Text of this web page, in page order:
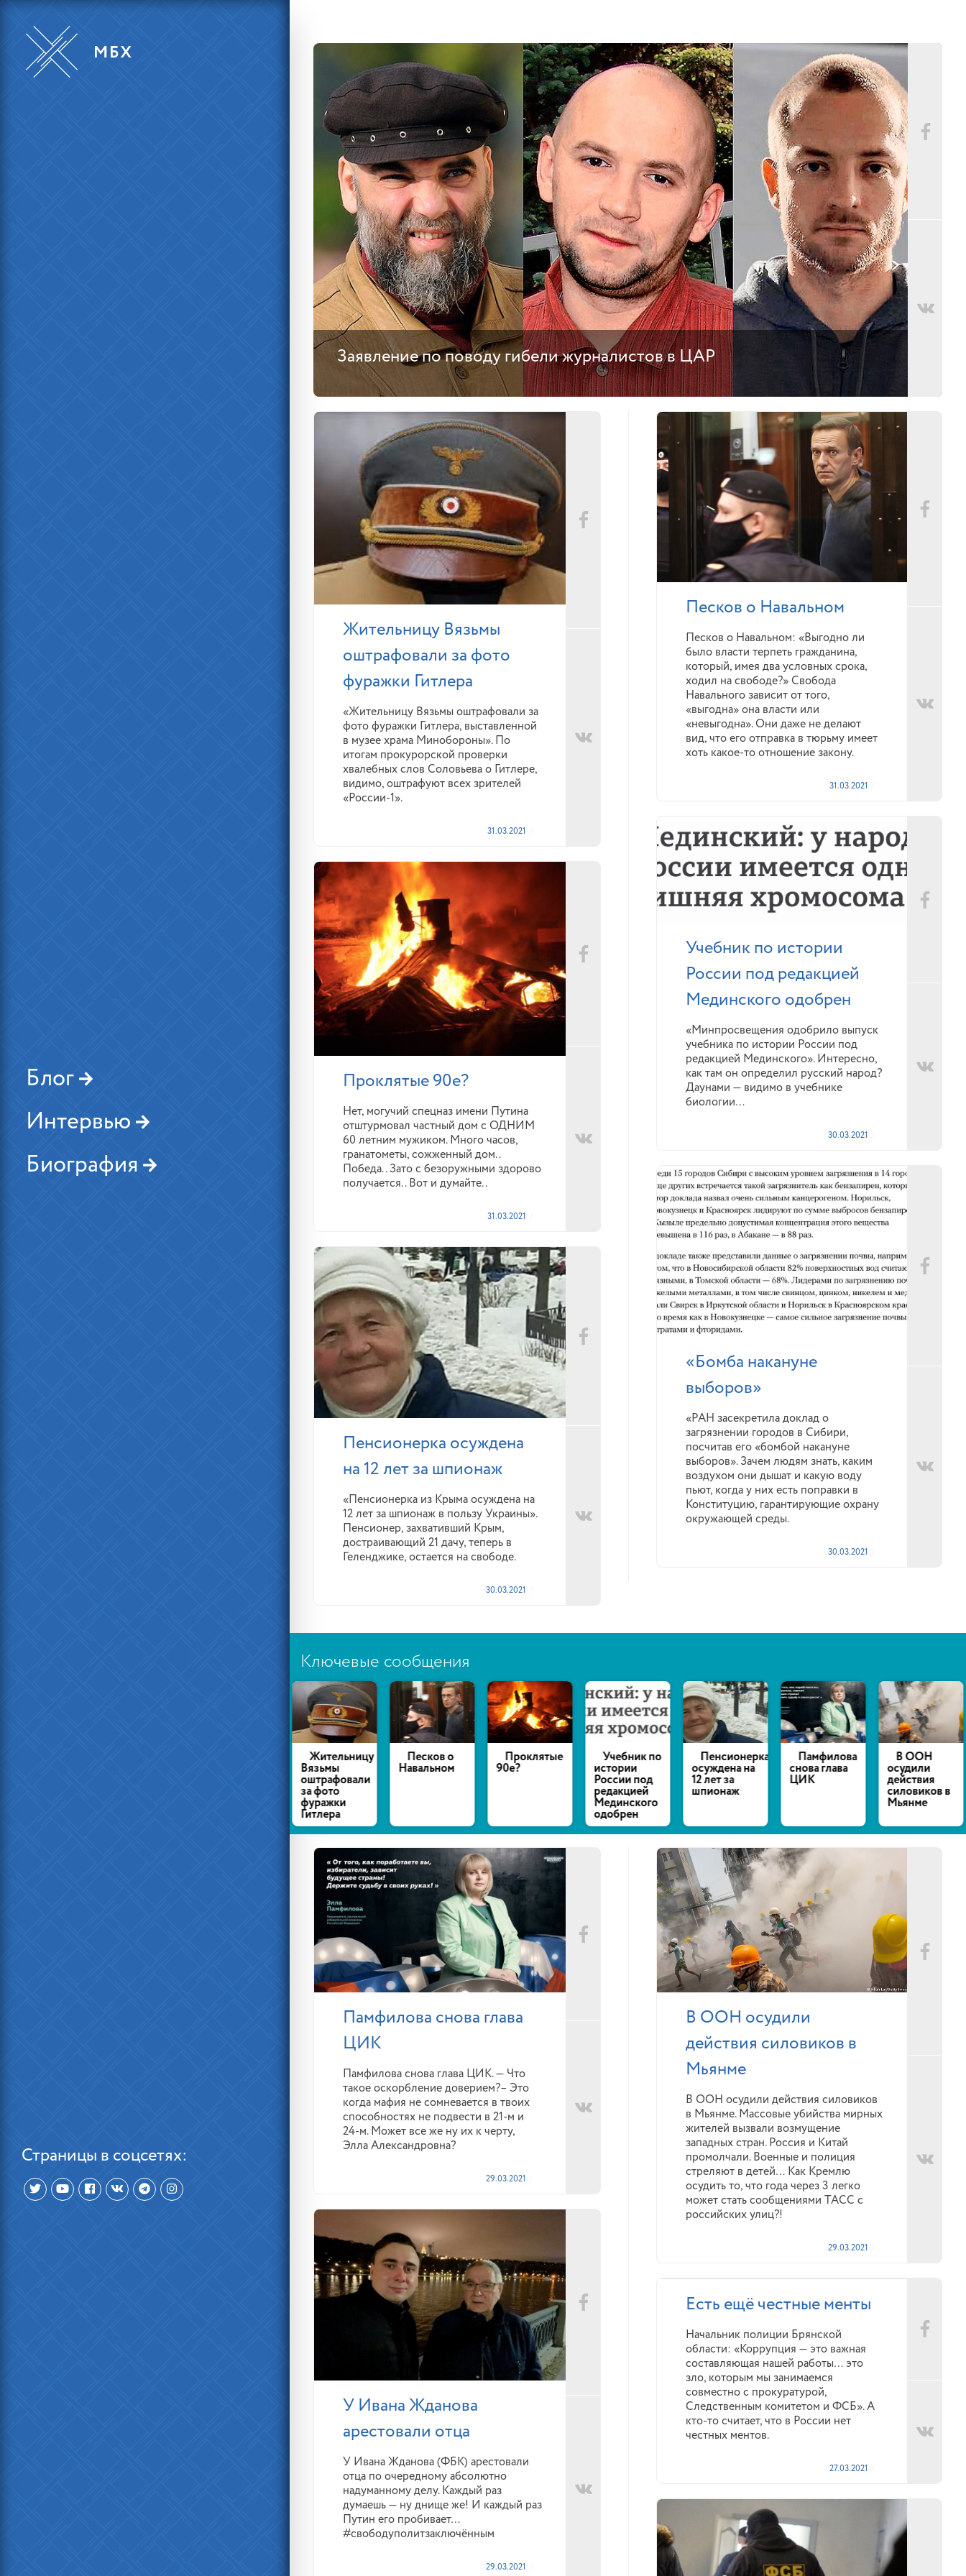
Блог
Интервью
Биография
Страницы в соцсетях:
Заявление по поводу гибели журналистов в ЦАР
Жительницу Вязьмы
оштрафовали за фото
фуражки Гитлера
«Жительницу Вязьмы оштрафовали за
фото фуражки Гитлера, выставленной
в музее храма Минобороны». По
итогам прокурорской проверки
хвалебных слов Соловьева о Гитлере,
видимо, оштрафуют всех зрителей
«России-1».
31.03.2021
Проклятые 90е?
Нет, могучий спецназ имени Путина
отштурмовал частный дом с ОДНИМ
60 летним мужиком. Много часов,
гранатометы, сожженный дом..
Победа.. Зато с безоружными здорово
получается.. Вот и думайте..
31.03.2021
Пенсионерка осуждена
на 12 лет за шпионаж
«Пенсионерка из Крыма осуждена на
12 лет за шпионаж в пользу Украины».
Пенсионер, захвативший Крым,
достраивающий 21 дачу, теперь в
Геленджике, остается на свободе.
30.03.2021
Песков о Навальном
Песков о Навальном: «Выгодно ли
было власти терпеть гражданина,
который, имея два условных срока,
ходил на свободе?» Свобода
Навального зависит от того,
«выгодна» она власти или
«невыгодна». Они даже не делают
вид, что его отправка в тюрьму имеет
хоть какое-то отношение закону.
31.03.2021
Учебник по истории
России под редакцией
Мединского одобрен
«Минпросвещения одобрило выпуск
учебника по истории России под
редакцией Мединского». Интересно,
как там он определил русский народ?
Даунами — видимо в учебнике
биологии…
30.03.2021
«Бомба накануне
выборов»
«РАН засекретила доклад о
загрязнении городов в Сибири,
посчитав его «бомбой накануне
выборов». Зачем людям знать, каким
воздухом они дышат и какую воду
пьют, когда у них есть поправки в
Конституцию, гарантирующие охрану
окружающей среды.
30.03.2021
Ключевые сообщения
Песков о
Навальном
Проклятые
90е?
Учебник по
истории
Пенсионерка
осуждена на
12 лет за
шпионаж
Памфилова
снова глава
ЦИК
В ООН
осудили
действия
У Ивана
Жданова
арестовали
отца
Памфилова снова глава
ЦИК
Памфилова снова глава ЦИК. — Что
такое оскорбление доверием?– Это
когда мафия не сомневается в твоих
способностях не подвести в 21-м и
24-м. Может все же ну их к черту,
Элла Александровна?
29.03.2021
У Ивана Жданова
арестовали отца
У Ивана Жданова (ФБК) арестовали
отца по очередному абсолютно
надуманному делу. Каждый раз
думаешь — ну днище же! И каждый раз
Путин его пробивает…
#свободуполитзаключённым
29.03.2021
В ООН осудили
действия силовиков в
Мьянме
В ООН осудили действия силовиков
в Мьянме. Массовые убийства мирных
жителей вызвали возмущение
западных стран. Россия и Китай
промолчали. Военные и полиция
стреляют в детей… Как Кремлю
осудить то, что года через 3 легко
может стать сообщениями ТАСС с
российских улиц?!
29.03.2021
Есть ещё честные менты
Начальник полиции Брянской
области: «Коррупция — это важная
составляющая нашей работы… это
зло, которым мы занимаемся
совместно с прокуратурой,
Следственным комитетом и ФСБ». А
кто-то считает, что в России нет
честных ментов.
27.03.2021